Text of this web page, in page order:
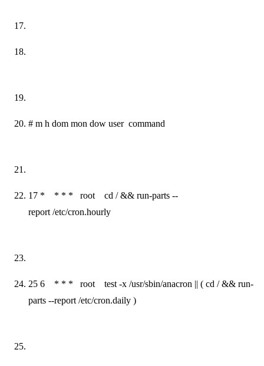
# m h dom mon dow user command
17 * * * * root cd / && run-parts --
report /etc/cron.hourly
25 6 * * * root test -x /usr/sbin/anacron || ( cd / && run-
parts --report /etc/cron.daily )